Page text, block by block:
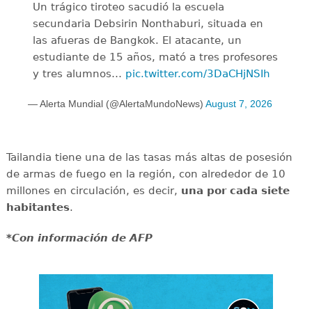
Un trágico tiroteo sacudió la escuela
secundaria Debsirin Nonthaburi, situada en
las afueras de Bangkok. El atacante, un
estudiante de 15 años, mató a tres profesores
y tres alumnos… pic.twitter.com/3DaCHjNSIh
— Alerta Mundial (@AlertaMundoNews) August 7, 2026
Tailandia tiene una de las tasas más altas de posesión
de armas de fuego en la región, con alrededor de 10
millones en circulación, es decir, una por cada siete
habitantes.
*Con información de AFP